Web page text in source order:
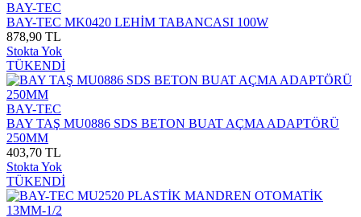
BAY-TEC
BAY-TEC MK0420 LEHİM TABANCASI 100W
878,90 TL
Stokta Yok
TÜKENDİ
BAY-TEC
BAY TAŞ MU0886 SDS BETON BUAT AÇMA ADAPTÖRÜ
250MM
403,70 TL
Stokta Yok
TÜKENDİ